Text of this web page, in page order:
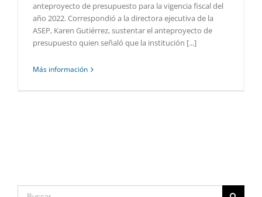
anteproyecto de presupuesto para la vigencia fiscal del
año 2022. Correspondió a la directora ejecutiva de la
ASEP, Karen Gutiérrez, sustentar el anteproyecto de
presupuesto quien señaló que la institución [...]
Más información